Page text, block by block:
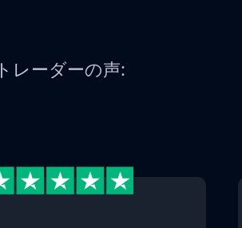
トレーダーの声: